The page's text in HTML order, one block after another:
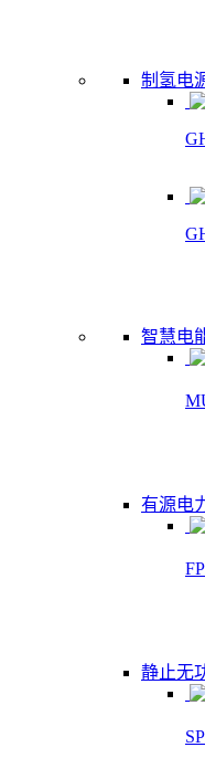
制氢电
智慧电
有源电
静止无